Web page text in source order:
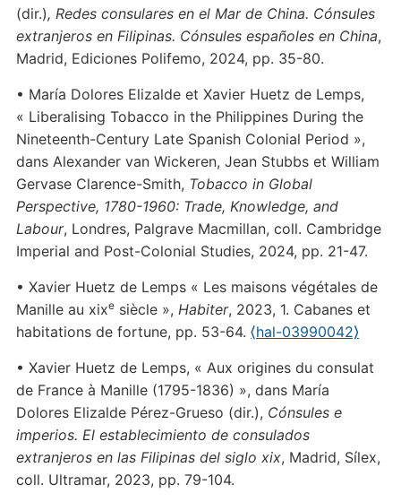
(dir.), Redes consulares en el Mar de China. Cónsules
extranjeros en Filipinas. Cónsules españoles en China,
Madrid, Ediciones Polifemo, 2024, pp. 35-80.
• María Dolores Elizalde et Xavier Huetz de Lemps,
« Liberalising Tobacco in the Philippines During the
Nineteenth-Century Late Spanish Colonial Period »,
dans Alexander van Wickeren, Jean Stubbs et William
Gervase Clarence-Smith, Tobacco in Global
Perspective, 1780-1960: Trade, Knowledge, and
Labour, Londres, Palgrave Macmillan, coll. Cambridge
Imperial and Post-Colonial Studies, 2024, pp. 21-47.
• Xavier Huetz de Lemps « Les maisons végétales de
Manille au xixesiècle », Habiter, 2023, 1. Cabanes et
habitations de fortune, pp. 53-64. ⟨hal-03990042⟩
• Xavier Huetz de Lemps, « Aux origines du consulat
de France à Manille (1795-1836) », dans María
Dolores Elizalde Pérez-Grueso (dir.), Cónsules e
imperios. El establecimiento de consulados
extranjeros en las Filipinas del siglo xix, Madrid, Sílex,
coll. Ultramar, 2023, pp. 79-104.